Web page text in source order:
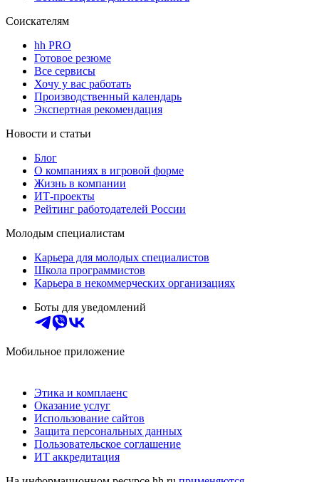
Соискателям
hh PRO
Готовое резюме
Все сервисы
Хочу у вас работать
Производственный календарь
Экспертная рекомендация
Новости и статьи
Блог
О компаниях в игровой форме
Жизнь в компании
ИТ-проекты
Рейтинг работодателей России
Молодым специалистам
Карьера для молодых специалистов
Школа программистов
Карьера в некоммерческих организациях
Боты для уведомлений
Мобильное приложение
Этика и комплаенс
Оказание услуг
Использование сайтов
Защита персональных данных
Пользовательское соглашение
ИТ аккредитация